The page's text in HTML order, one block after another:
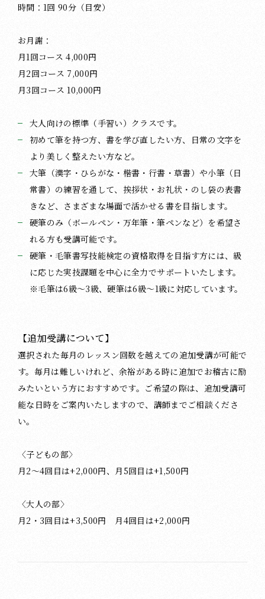
時間：1回 90分（目安）
お月謝：
月1回コース 4,000円
月2回コース 7,000円
月3回コース 10,000円
大人向けの標準（手習い）クラスです。
初めて筆を持つ方、書を学び直したい方、日常の文字を
より美しく整えたい方など。
大筆（漢字・ひらがな・楷書・行書・草書）や小筆（日
常書）の練習を通して、挨拶状・お礼状・のし袋の表書
きなど、さまざまな場面で活かせる書を目指します。
硬筆のみ（ボールペン・万年筆・筆ペンなど）を希望さ
れる方も受講可能です。
硬筆・毛筆書写技能検定の資格取得を目指す方には、級
に応じた実技課題を中心に全力でサポートいたします。
※毛筆は6級〜3級、硬筆は6級〜1級に対応しています。
【追加受講について】
選択された毎月のレッスン回数を越えての追加受講が可能で
す。毎月は難しいけれど、余裕がある時に追加でお稽古に励
みたいという方におすすめです。ご希望の際は、追加受講可
能な日時をご案内いたしますので、講師までご相談くださ
い。
〈子どもの部〉
月2～4回目は+2,000円、月5回目は+1,500円
〈大人の部〉
月2・3回目は+3,500円 月4回目は+2,000円